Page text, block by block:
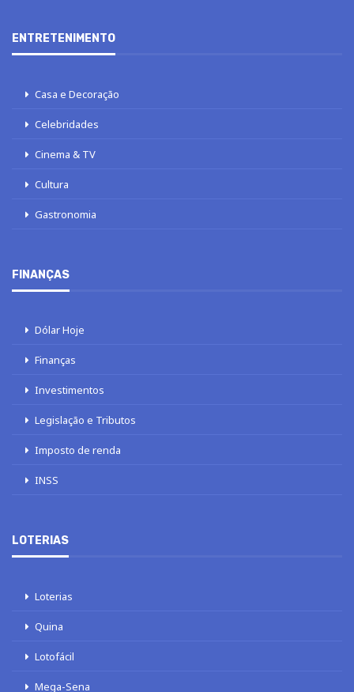
ENTRETENIMENTO
Casa e Decoração
Celebridades
Cinema & TV
Cultura
Gastronomia
FINANÇAS
Dólar Hoje
Finanças
Investimentos
Legislação e Tributos
Imposto de renda
INSS
LOTERIAS
Loterias
Quina
Lotofácil
Mega-Sena